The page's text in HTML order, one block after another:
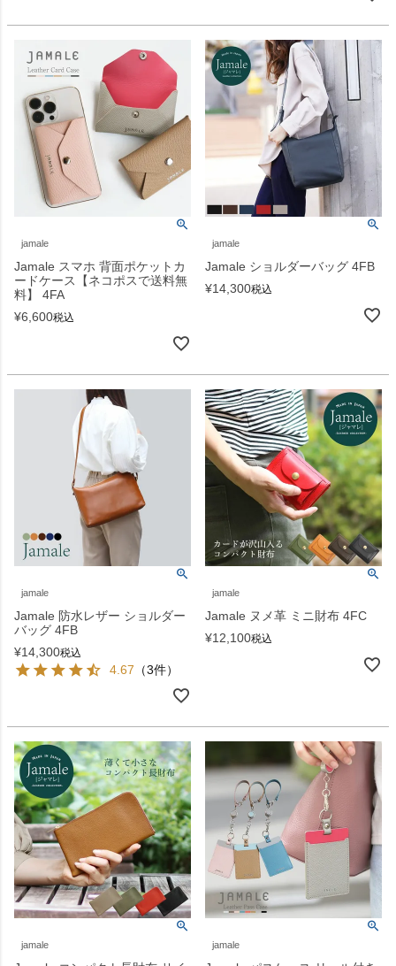
jamale
Jamale スマホ 背面ポケットカ
ードケース【ネコポスで送料無
料】 4FA
¥6,600税込
jamale
Jamale ショルダーバッグ 4FB
¥14,300税込
jamale
Jamale 防水レザー ショルダー
バッグ 4FB
¥14,300税込
4.67 （3件）
jamale
Jamale ヌメ革 ミニ財布 4FC
¥12,100税込
jamale jamale